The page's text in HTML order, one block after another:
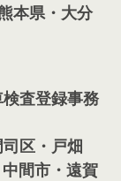
本県・大分
査登録事務
区・戸畑
間市・遠賀